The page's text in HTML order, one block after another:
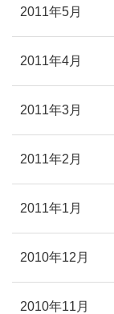
2011年5月
2011年4月
2011年3月
2011年2月
2011年1月
2010年12月
2010年11月